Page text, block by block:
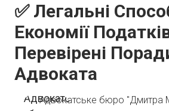
✅ Легальні
Економії
Перевірені
Адвоката
Адвокатське бюро "Дмитра